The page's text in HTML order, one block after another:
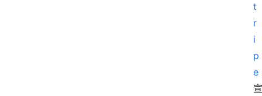
t
r
i
p
e
宣